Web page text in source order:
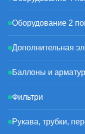
Оборудование 2
Дополнительная
Баллоны и
Фильтри
Рукава, трубки,